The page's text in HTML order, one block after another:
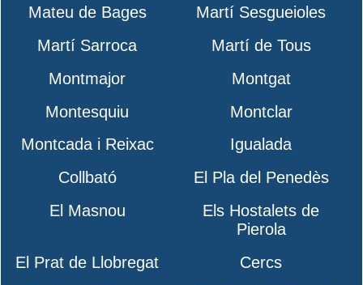
Mateu de Bages
Martí Sesgueioles
Martí Sarroca
Martí de Tous
Montmajor
Montgat
Montesquiu
Montclar
Montcada i Reixac
Igualada
Collbató
El Pla del Penedès
El Masnou
Els Hostalets de
Pierola
El Prat de Llobregat
Cercs